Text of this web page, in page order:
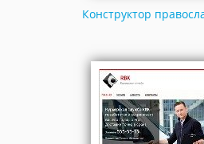
Конструктор